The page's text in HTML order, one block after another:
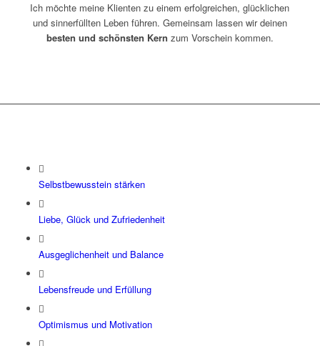
Ich möchte meine Klienten zu einem erfolgreichen, glücklichen
und sinnerfüllten Leben führen. Gemeinsam lassen wir deinen
besten und schönsten Kern zum Vorschein kommen.
Selbstbewusstein stärken
Liebe, Glück und Zufriedenheit
Ausgeglichenheit und Balance
Lebensfreude und Erfüllung
Optimismus und Motivation